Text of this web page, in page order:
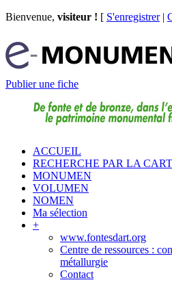
Bienvenue, visiteur ! [ S'enregistrer|
Publier une fiche
ACCUEIL
RECHERCHE PAR LA
MONUMEN
VOLUMEN
NOMEN
Ma sélection
+
www.fontesdart.org
Centre de ressources :
métallurgie
Contact